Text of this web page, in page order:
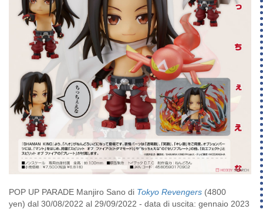
POP UP PARADE Manjiro Sano di Tokyo Revengers (4800
yen) dal 30/08/2022 al 29/09/2022 - data di uscita: gennaio 2023